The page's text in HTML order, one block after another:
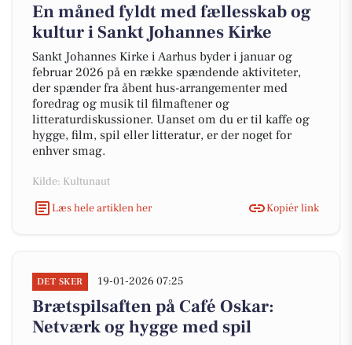
En måned fyldt med fællesskab og
kultur i Sankt Johannes Kirke
Sankt Johannes Kirke i Aarhus byder i januar og
februar 2026 på en række spændende aktiviteter,
der spænder fra åbent hus-arrangementer med
foredrag og musik til filmaftener og
litteraturdiskussioner. Uanset om du er til kaffe og
hygge, film, spil eller litteratur, er der noget for
enhver smag.
Kilde: Kultunaut
Læs hele artiklen her
Kopiér link
DET SKER 19-01-2026 07:25
Brætspilsaften på Café Oskar:
Netværk og hygge med spil